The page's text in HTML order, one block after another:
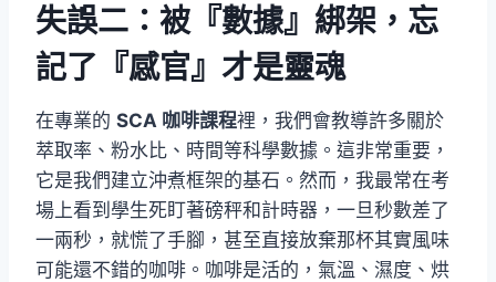
失誤二：被『數據』綁架，忘
記了『感官』才是靈魂
在專業的 SCA 咖啡課程裡，我們會教導許多關於
萃取率、粉水比、時間等科學數據。這非常重要，
它是我們建立沖煮框架的基石。然而，我最常在考
場上看到學生死盯著磅秤和計時器，一旦秒數差了
一兩秒，就慌了手腳，甚至直接放棄那杯其實風味
可能還不錯的咖啡。咖啡是活的，氣溫、濕度、烘